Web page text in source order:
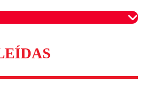
son moderados para garantizar un
diálogo respetuoso.